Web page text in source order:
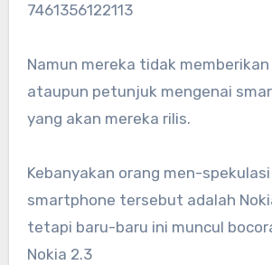
7461356122113
Namun mereka tidak
ataupun petunjuk mengenai
yang akan mereka rilis.
Kebanyakan orang men-
smartphone tersebut adalah
tetapi baru-baru ini muncul
Nokia 2.3